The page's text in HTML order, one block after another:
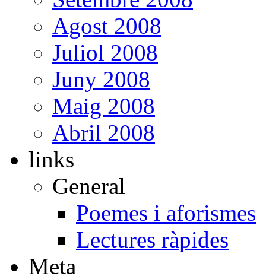
Agost 2008
Juliol 2008
Juny 2008
Maig 2008
Abril 2008
links
General
Poemes i aforismes
Lectures ràpides
Meta